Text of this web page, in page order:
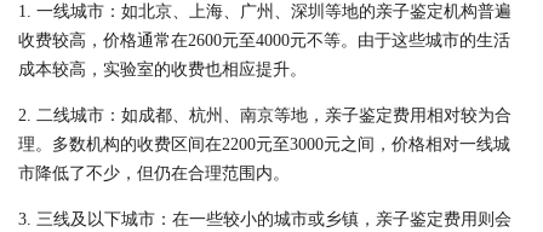
1. 一线城市：如北京、上海、广州、深圳等地的亲子鉴定机构普遍
收费较高，价格通常在2600元至4000元不等。由于这些城市的生活
成本较高，实验室的收费也相应提升。
2. 二线城市：如成都、杭州、南京等地，亲子鉴定费用相对较为合
理。多数机构的收费区间在2200元至3000元之间，价格相对一线城
市降低了不少，但仍在合理范围内。
3. 三线及以下城市：在一些较小的城市或乡镇，亲子鉴定费用则会